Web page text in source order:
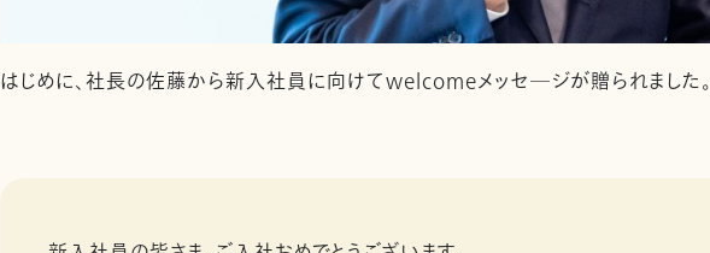
はじめに、社長の佐藤から新入社員に向けてwelcomeメッセ―ジが贈られました。